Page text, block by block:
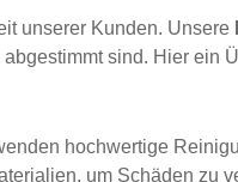
unserer Kunden. Unsere
sind. Hier ein
hochwertige
um Schäden zu